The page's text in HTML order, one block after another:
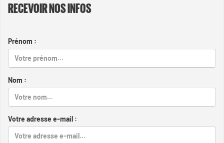
RECEVOIR NOS INFOS
Prénom :
Nom :
Votre adresse e-mail :